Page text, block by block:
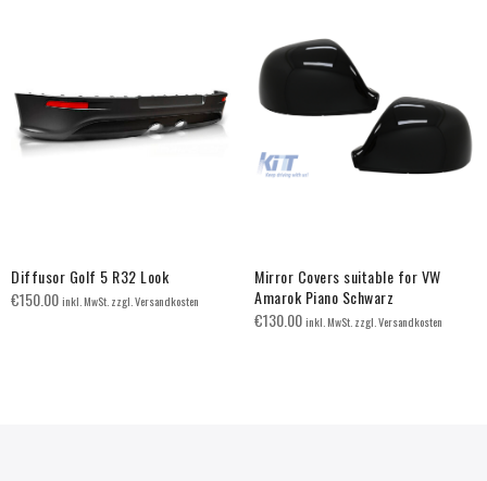
Diffusor Golf 5 R32 Look
€150.00inkl. MwSt. zzgl. Versandkosten
Mirror Covers suitable for VW
Amarok Piano Schwarz
€130.00inkl. MwSt. zzgl. Versandkosten